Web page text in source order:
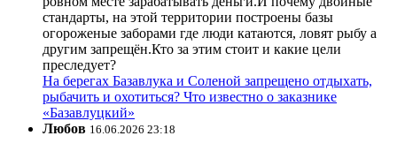
стандарты, на этой территории построены базы
огороженые заборами где люди катаются, ловят рыбу а
другим запрещён.Кто за этим стоит и какие цели
преследует?
На берегах Базавлука и Соленой запрещено отдыхать,
рыбачить и охотиться? Что известно о заказнике
«Базавлуцкий»
Любов 16.06.2026 23:18